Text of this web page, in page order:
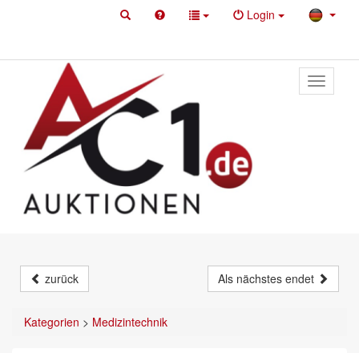
Login
Toggle
primary
zurück Als nächstes endet
Kategorien > Medizintechnik